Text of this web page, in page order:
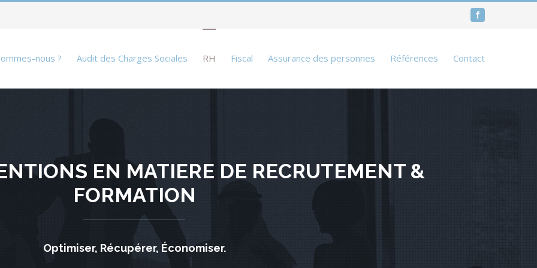
nous ? Audit des Charges Sociales RH Fiscal Assurance des personnes Références Contact
EN MATIERE DE RECRUTEMENT &
FORMATION
Optimiser, Récupérer, Économiser.